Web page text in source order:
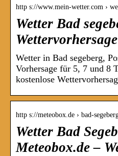
http s://www.mein-wetter.com ›
Wetter Bad
Wetter in Bad segeberg,
Vorhersage für 5, 7 und 8
kostenlose
http s://meteobox.de › bad-
Wetter Bad
Meteobox.de –